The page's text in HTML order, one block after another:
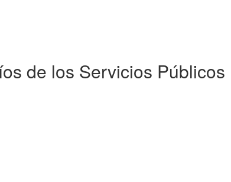
de los Servicios Públicos